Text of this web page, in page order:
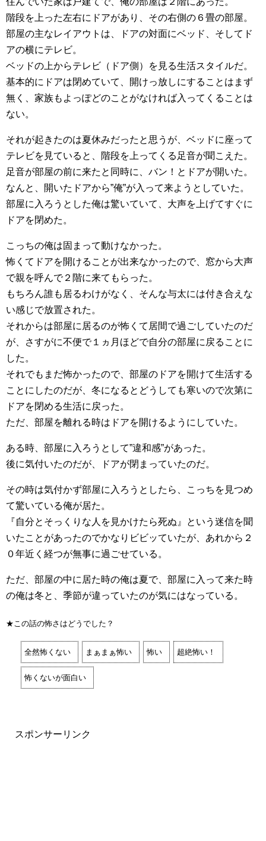
階段を上った左右にドアがあり、その右側の６畳の部屋。
部屋の主なレイアウトは、ドアの対面にベッド、そしてド
アの横にテレビ。
ベッドの上からテレビ（ドア側）を見る生活スタイルだ。
基本的にドアは閉めていて、開けっ放しにすることはまず
無く、家族もよっぽどのことがなければ入ってくることは
ない。
それが起きたのは夏休みだったと思うが、ベッドに座って
テレビを見ていると、階段を上ってくる足音が聞こえた。
足音が部屋の前に来たと同時に、バン！とドアが開いた。
なんと、開いたドアから”俺”が入って来ようとしていた。
部屋に入ろうとした俺は驚いていて、大声を上げてすぐに
ドアを閉めた。
こっちの俺は固まって動けなかった。
怖くてドアを開けることが出来なかったので、窓から大声
で親を呼んで２階に来てもらった。
もちろん誰も居るわけがなく、そんな与太には付き合えな
い感じで放置された。
それからは部屋に居るのが怖くて居間で過ごしていたのだ
が、さすがに不便で１ヵ月ほどで自分の部屋に戻ることに
した。
それでもまだ怖かったので、部屋のドアを開けて生活する
ことにしたのだが、冬になるとどうしても寒いので次第に
ドアを閉める生活に戻った。
ただ、部屋を離れる時はドアを開けるようにしていた。
ある時、部屋に入ろうとして”違和感”があった。
後に気付いたのだが、ドアが閉まっていたのだ。
その時は気付かず部屋に入ろうとしたら、こっちを見つめ
て驚いている俺が居た。
『自分とそっくりな人を見かけたら死ぬ』という迷信を聞
いたことがあったのでかなりビビッていたが、あれから２
０年近く経つが無事に過ごせている。
ただ、部屋の中に居た時の俺は夏で、部屋に入って来た時
の俺は冬と、季節が違っていたのが気にはなっている。
★この話の怖さはどうでした？
全然怖くない まぁまぁ怖い 怖い 超絶怖い！
怖くないが面白い
スポンサーリンク